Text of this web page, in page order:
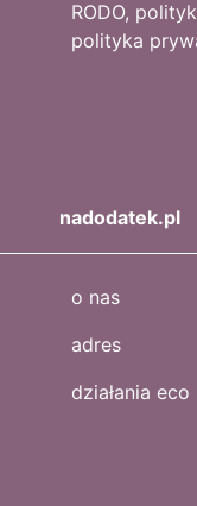
RODO,
polityka
nadodatek.pl
o nas
adres
działania eco